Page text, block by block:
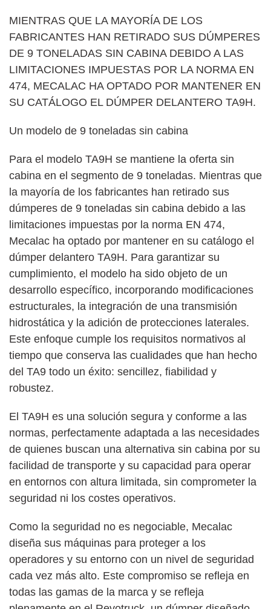
MIENTRAS QUE LA MAYORÍA DE LOS
FABRICANTES HAN RETIRADO SUS DÚMPERES
DE 9 TONELADAS SIN CABINA DEBIDO A LAS
LIMITACIONES IMPUESTAS POR LA NORMA EN
474, MECALAC HA OPTADO POR MANTENER EN
SU CATÁLOGO EL DÚMPER DELANTERO TA9H.
Un modelo de 9 toneladas sin cabina
Para el modelo TA9H se mantiene la oferta sin
cabina en el segmento de 9 toneladas. Mientras que
la mayoría de los fabricantes han retirado sus
dúmperes de 9 toneladas sin cabina debido a las
limitaciones impuestas por la norma EN 474,
Mecalac ha optado por mantener en su catálogo el
dúmper delantero TA9H. Para garantizar su
cumplimiento, el modelo ha sido objeto de un
desarrollo específico, incorporando modificaciones
estructurales, la integración de una transmisión
hidrostática y la adición de protecciones laterales.
Este enfoque cumple los requisitos normativos al
tiempo que conserva las cualidades que han hecho
del TA9 todo un éxito: sencillez, fiabilidad y
robustez.
El TA9H es una solución segura y conforme a las
normas, perfectamente adaptada a las necesidades
de quienes buscan una alternativa sin cabina por su
facilidad de transporte y su capacidad para operar
en entornos con altura limitada, sin comprometer la
seguridad ni los costes operativos.
Como la seguridad no es negociable, Mecalac
diseña sus máquinas para proteger a los
operadores y su entorno con un nivel de seguridad
cada vez más alto. Este compromiso se refleja en
todas las gamas de la marca y se refleja